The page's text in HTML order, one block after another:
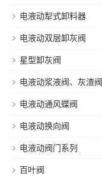
电液动犁式卸料器
电液动双层卸灰阀
星型卸灰阀
电液动浆液阀、灰渣阀
电液动通风蝶阀
电液动换向阀
电液动阀门系列
百叶阀